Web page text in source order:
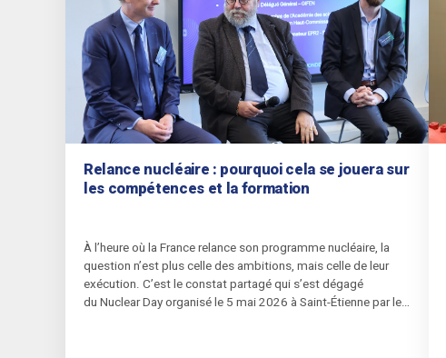
Relance nucléaire : pourquoi cela se jouera sur
les compétences et la formation
À l’heure où la France relance son programme nucléaire, la
question n’est plus celle des ambitions, mais celle de leur
exécution. C’est le constat partagé qui s’est dégagé
du NuclearDay organisé le 5 mai 2026 à Saint-Étienne par le